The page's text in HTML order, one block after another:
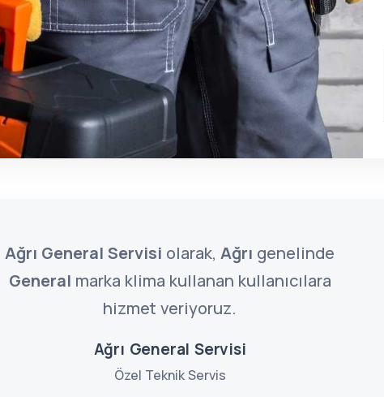
Ağrı General Servisi olarak,Ağrı genelinde
General marka klima kullanan kullanıcılara
hizmet veriyoruz.
Ağrı General Servisi
Özel Teknik Servis